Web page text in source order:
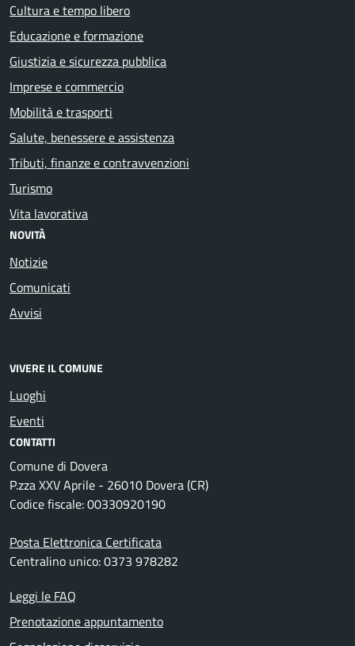
Cultura e tempo libero
Educazione e formazione
Giustizia e sicurezza pubblica
Imprese e commercio
Mobilità e trasporti
Salute, benessere e assistenza
Tributi, finanze e contravvenzioni
Turismo
Vita lavorativa
NOVITÀ
Notizie
Comunicati
Avvisi
VIVERE IL COMUNE
Luoghi
Eventi
CONTATTI
Comune di Dovera
P.zza XXV Aprile - 26010 Dovera (CR)
Codice fiscale: 00330920190
Posta Elettronica Certificata
Centralino unico: 0373 978282
Leggi le FAQ
Prenotazione appuntamento